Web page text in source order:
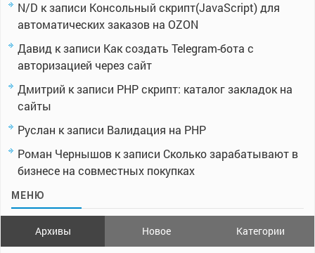
N/D к записи Консольный скрипт(JavaScript) для
автоматических заказов на OZON
Давид к записи Как создать Telegram-бота с
авторизацией через сайт
Дмитрий к записи PHP скрипт: каталог закладок на
сайты
Руслан к записи Валидация на PHP
Роман Чернышов к записи Сколько зарабатывают в
бизнесе на совместных покупках
МЕНЮ
Архивы Новое Категории